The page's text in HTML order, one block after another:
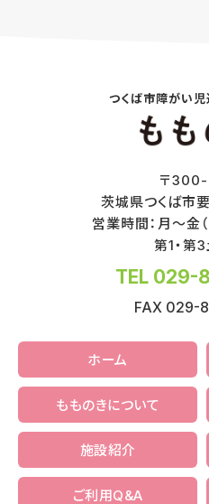
つくば市障がい
〒300-
茨城県つくば市
営業時間：月～金
第1・第
TEL 029-
FAX 029-
ホーム
もものきについて
施設紹介
ご利用Q&A